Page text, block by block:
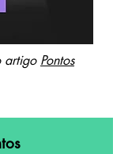
artigo Pontos